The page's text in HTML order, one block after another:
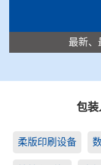
最新、
包
柔版印刷设备